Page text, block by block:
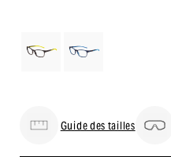
Guide des tailles